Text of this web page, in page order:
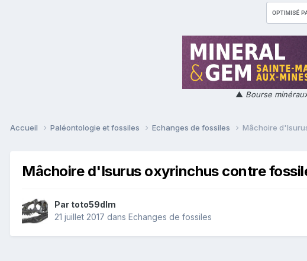
▲ Bourse
Accueil Paléontologie et fossiles Echanges de fossiles Mâchoire
Mâchoire d'Isurus oxyrinchus contre
Par toto59dlm
21 juillet 2017 dans Echanges de fossiles